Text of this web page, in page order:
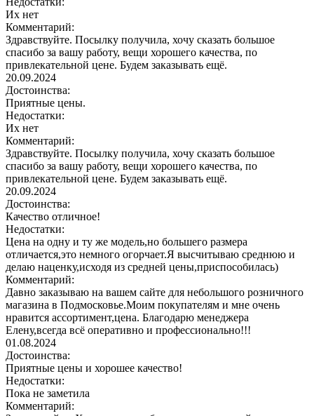
Их нет
Комментарий:
Здравствуйте. Посылку получила, хочу сказать большое
спасибо за вашу работу, вещи хорошего качества, по
привлекательной цене. Будем заказывать ещё.
20.09.2024
Достоинства:
Приятные цены.
Недостатки:
Их нет
Комментарий:
Здравствуйте. Посылку получила, хочу сказать большое
спасибо за вашу работу, вещи хорошего качества, по
привлекательной цене. Будем заказывать ещё.
20.09.2024
Достоинства:
Качество отличное!
Недостатки:
Цена на одну и ту же модель,но большего размера
отличается,это немного огорчает.Я высчитываю среднюю и
делаю наценку,исходя из средней цены,приспособилась)
Комментарий:
Давно заказываю на вашем сайте для небольшого розничного
магазина в Подмосковье.Моим покупателям и мне очень
нравится ассортимент,цена. Благодарю менеджера
Елену,всегда всё оперативно и профессионально!!!
01.08.2024
Достоинства:
Приятные цены и хорошее качество!
Недостатки:
Пока не заметила
Комментарий: